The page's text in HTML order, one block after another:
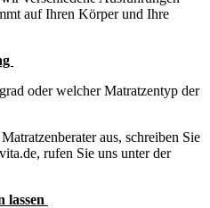
auf Ihren Körper und Ihre
oder welcher Matratzentyp der
aus, schreiben Sie
rufen Sie uns unter der
lassen